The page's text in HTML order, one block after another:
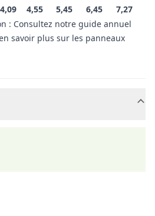
4,09 4,55 5,45 6,45
7,27
: Consultez notre guide annuel
savoir plus sur les panneaux